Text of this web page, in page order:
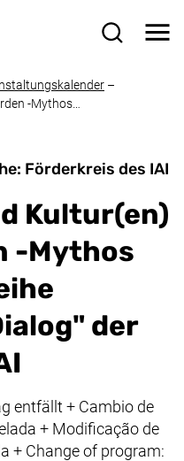
–
-Mythos…
Förderkreis des IAI
Kultur(en)
-Mythos
der
entfällt + Cambio de
+ Modificação de
+ Change of program: